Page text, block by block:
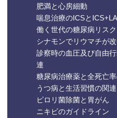
肥満と心房細動
喘息治療のICSと
働く世代の糖尿病リスク
シナモンでリウマチが改
診察時の血圧及び自由
連
糖尿病治療薬と全死亡
うつ病と生活習慣の関連
ピロリ菌除菌と胃がん
ニキビのガイドライン